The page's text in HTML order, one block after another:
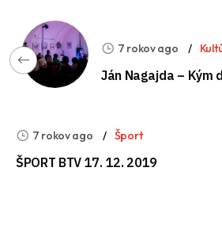
7 rokov ago
Ján Nagajda – Kým
7 rokov ago Šport
ŠPORT BTV 17. 12. 2019